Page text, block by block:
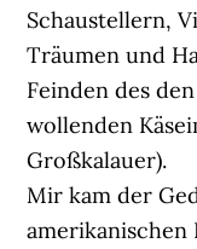
Schaustellern,
Träumen und
Feinden des
wollenden
Großkalauer).
Mir kam der